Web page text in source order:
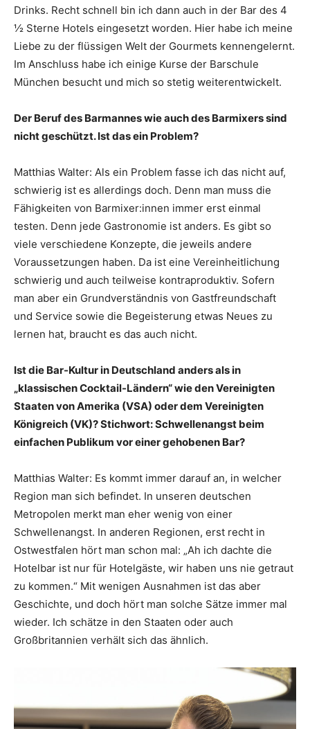
Drinks. Recht schnell bin ich dann auch in der Bar des 4
½ Sterne Hotels eingesetzt worden. Hier habe ich meine
Liebe zu der flüssigen Welt der Gourmets kennengelernt.
Im Anschluss habe ich einige Kurse der Barschule
München besucht und mich so stetig weiterentwickelt.
Der Beruf des Barmannes wie auch des Barmixers sind
nicht geschützt. Ist das ein Problem?
Matthias Walter: Als ein Problem fasse ich das nicht auf,
schwierig ist es allerdings doch. Denn man muss die
Fähigkeiten von Barmixer:innen immer erst einmal
testen. Denn jede Gastronomie ist anders. Es gibt so
viele verschiedene Konzepte, die jeweils andere
Voraussetzungen haben. Da ist eine Vereinheitlichung
schwierig und auch teilweise kontraproduktiv. Sofern
man aber ein Grundverständnis von Gastfreundschaft
und Service sowie die Begeisterung etwas Neues zu
lernen hat, braucht es das auch nicht.
Ist die Bar-Kultur in Deutschland anders als in
„klassischen Cocktail-Ländern“ wie den Vereinigten
Staaten von Amerika (VSA) oder dem Vereinigten
Königreich (VK)? Stichwort: Schwellenangst beim
einfachen Publikum vor einer gehobenen Bar?
Matthias Walter: Es kommt immer darauf an, in welcher
Region man sich befindet. In unseren deutschen
Metropolen merkt man eher wenig von einer
Schwellenangst. In anderen Regionen, erst recht in
Ostwestfalen hört man schon mal: „Ah ich dachte die
Hotelbar ist nur für Hotelgäste, wir haben uns nie getraut
zu kommen.“ Mit wenigen Ausnahmen ist das aber
Geschichte, und doch hört man solche Sätze immer mal
wieder. Ich schätze in den Staaten oder auch
Großbritannien verhält sich das ähnlich.